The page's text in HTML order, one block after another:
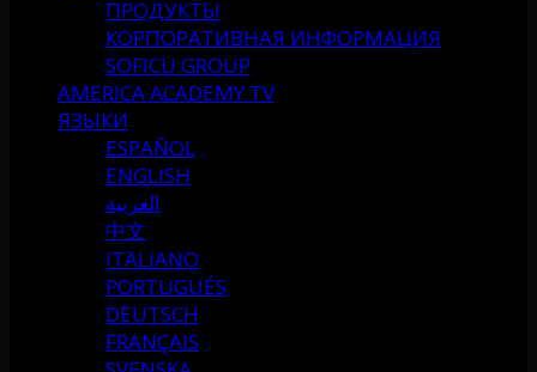
ПРОДУКТЫ
КОРПОРАТИВНАЯ ИНФОРМАЦИЯ
SOFICU GROUP
AMERICA ACADEMY TV
ЯЗЫКИ
ESPAÑOL
ENGLISH
العربية
中文
ITALIANO
PORTUGUÉS
DEUTSCH
FRANÇAIS